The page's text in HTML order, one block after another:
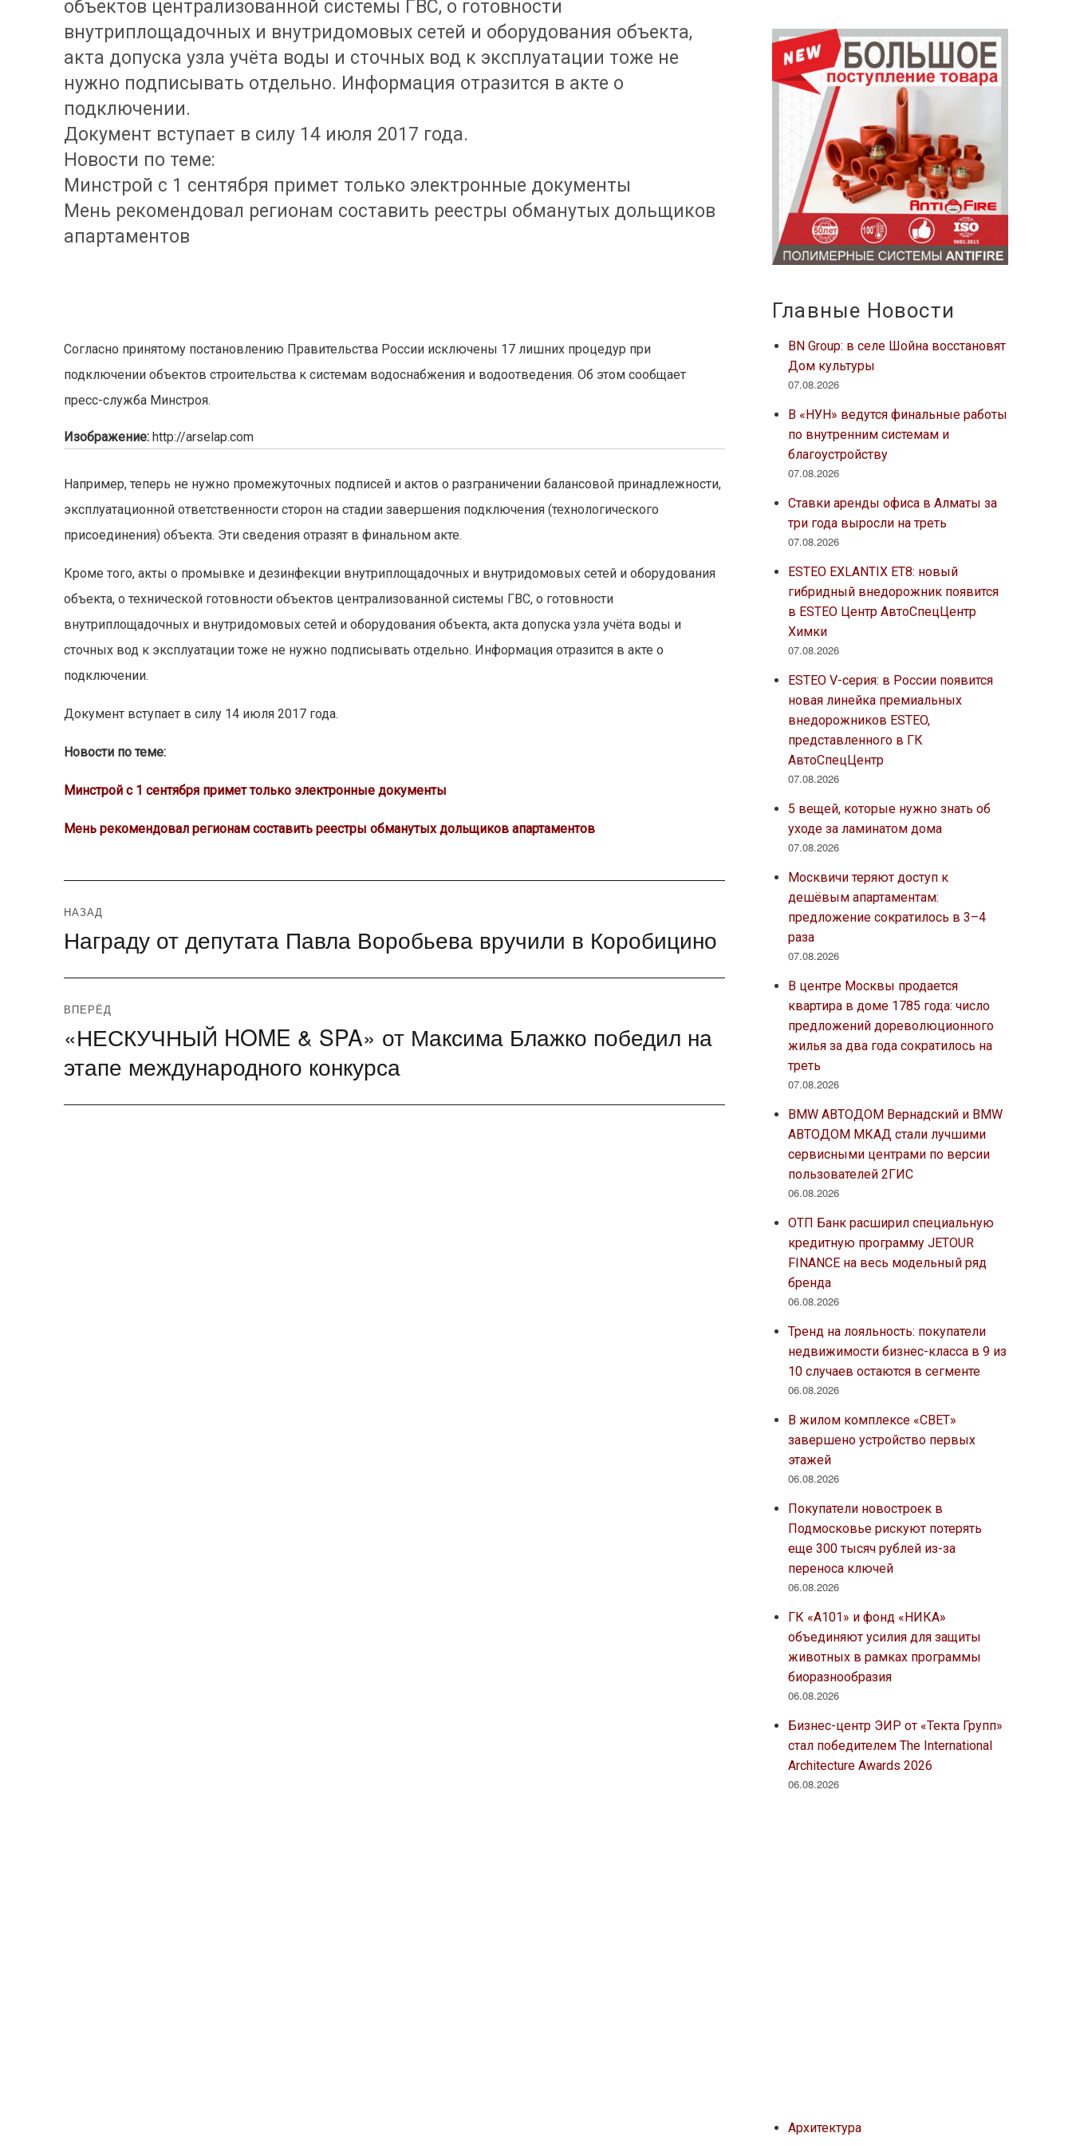
объектов централизованной системы ГВС, о готовности
внутриплощадочных и внутридомовых сетей и оборудования объекта,
акта допуска узла учёта воды и сточных вод к эксплуатации тоже не
нужно подписывать отдельно. Информация отразится в акте о
подключении.
Документ вступает в силу 14 июля 2017 года.
Новости по теме:
Минстрой с 1 сентября примет только электронные документы
Мень рекомендовал регионам составить реестры обманутых дольщиков
апартаментов
Согласно принятому постановлению Правительства России исключены 17 лишних процедур при
подключении объектов строительства к системам водоснабжения и водоотведения. Об этом сообщает
пресс-служба Минстроя.
Изображение:http://arselap.com
Например, теперь не нужно промежуточных подписей и актов о разграничении балансовой принадлежности,
эксплуатационной ответственности сторон на стадии завершения подключения (технологического
присоединения) объекта. Эти сведения отразят в финальном акте.
Кроме того, акты о промывке и дезинфекции внутриплощадочных и внутридомовых сетей и оборудования
объекта, о технической готовности объектов централизованной системы ГВС, о готовности
внутриплощадочных и внутридомовых сетей и оборудования объекта, акта допуска узла учёта воды и
сточных вод к эксплуатации тоже не нужно подписывать отдельно. Информация отразится в акте о
подключении.
Документ вступает в силу 14 июля 2017 года.
Новости по теме:
Минстрой с 1 сентября примет только электронные документы
Мень рекомендовал регионам составить реестры обманутых дольщиков апартаментов
Навигация
по
записям
НАЗАД
Предыдущая
запись:
Награду от депутата Павла Воробьева вручили в Коробицино
ВПЕРЁД
Следующая
«НЕСКУЧНЫЙ HOME & SPA» от Максима Блажко победил на
этапе международного конкурса
Главные Новости
BN Group: в селе Шойна восстановят
Дом культуры
07.08.2026
В «НУН» ведутся финальные работы
по внутренним системам и
благоустройству
07.08.2026
Ставки аренды офиса в Алматы за
три года выросли на треть
07.08.2026
ESTEO EXLANTIX ET8: новый
гибридный внедорожник появится
в ESTEO Центр АвтоСпецЦентр
Химки
07.08.2026
ESTEO V-серия: в России появится
новая линейка премиальных
внедорожников ESTEO,
представленного в ГК
АвтоСпецЦентр
07.08.2026
5 вещей, которые нужно знать об
уходе за ламинатом дома
07.08.2026
Москвичи теряют доступ к
дешёвым апартаментам:
предложение сократилось в 3–4
раза
07.08.2026
В центре Москвы продается
квартира в доме 1785 года: число
предложений дореволюционного
жилья за два года сократилось на
треть
07.08.2026
BMW АВТОДОМ Вернадский и BMW
АВТОДОМ МКАД стали лучшими
сервисными центрами по версии
пользователей 2ГИС
06.08.2026
ОТП Банк расширил специальную
кредитную программу JETOUR
FINANCE на весь модельный ряд
бренда
06.08.2026
Тренд на лояльность: покупатели
недвижимости бизнес-класса в 9 из
10 случаев остаются в сегменте
06.08.2026
В жилом комплексе «СВЕТ»
завершено устройство первых
этажей
06.08.2026
Покупатели новостроек в
Подмосковье рискуют потерять
еще 300 тысяч рублей из-за
переноса ключей
06.08.2026
ГК «А101» и фонд «НИКА»
объединяют усилия для защиты
животных в рамках программы
биоразнообразия
06.08.2026
Бизнес-центр ЭИР от «Текта Групп»
стал победителем The International
Architecture Awards 2026
06.08.2026
Архитектура